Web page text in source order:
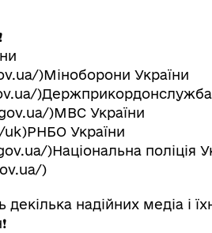
)Міноборони України
)Держприкордонслужба
)МВС України
України
)Національна поліція
)
декілька надійних медіа і